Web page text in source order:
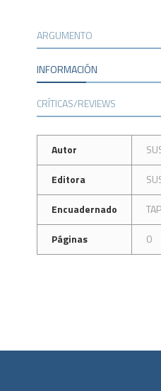
ARGUMENTO
INFORMACIÓN
CRÍTICAS/REVIEWS
Autor
Editora
Encuadernado
Páginas
0